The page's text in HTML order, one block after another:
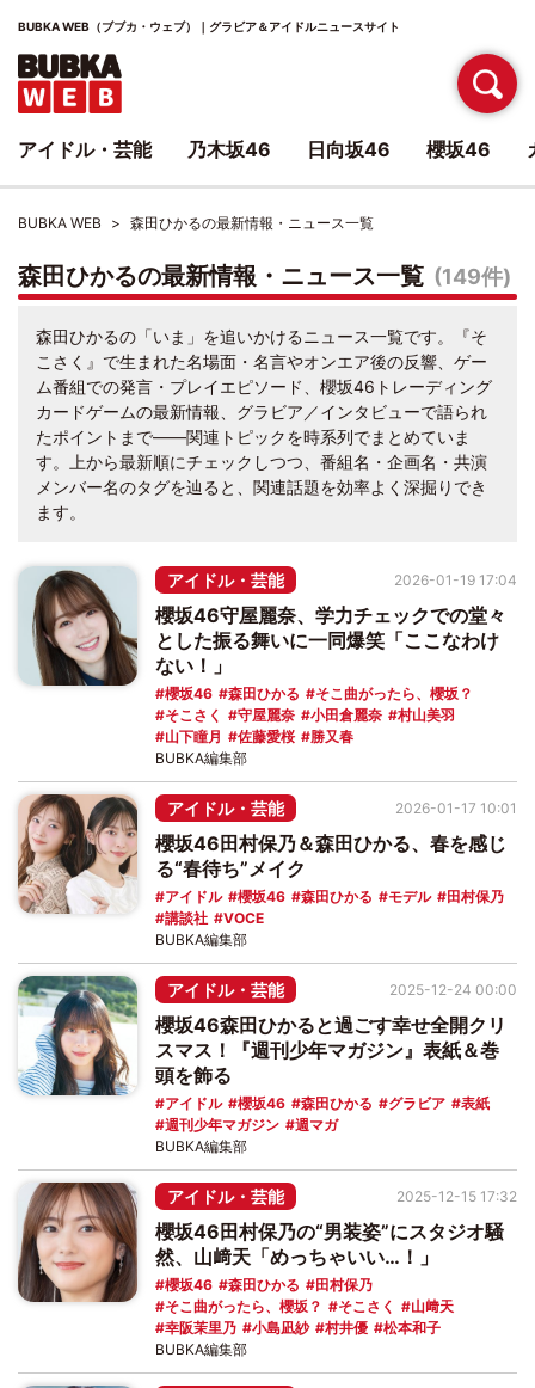
BUBKA WEB（ブブカ・ウェブ）｜グラビア＆アイドルニュースサイト
BUBKA WEB 森田ひかるの最新情報・ニュース一覧
森田ひかるの最新情報・ニュース一覧 (149件)
森田ひかるの「いま」を追いかけるニュース一覧です。『そ
こさく』で生まれた名場面・名言やオンエア後の反響、ゲー
ム番組での発言・プレイエピソード、櫻坂46トレーディング
カードゲームの最新情報、グラビア／インタビューで語られ
たポイントまで――関連トピックを時系列でまとめていま
す。上から最新順にチェックしつつ、番組名・企画名・共演
メンバー名のタグを辿ると、関連話題を効率よく深掘りでき
ます。
アイドル・芸能
櫻坂46守屋麗奈、学力チェックでの堂々
とした振る舞いに一同爆笑「ここなわけ
ない！」
櫻坂46 森田ひかる
そこ曲がったら、櫻坂？
そこさく
守屋麗奈 小田倉麗奈
村山美羽
山下瞳月
佐藤愛桜 勝又春
2026-01-19 17:04
BUBKA編集部
アイドル・芸能
櫻坂46田村保乃＆森田ひかる、春を感じ
る“春待ち”メイク
アイドル 櫻坂46 森田ひかる モデル
田村保乃
講談社
VOCE
2026-01-17 10:01
BUBKA編集部
アイドル・芸能
櫻坂46森田ひかると過ごす幸せ全開クリ
スマス！『週刊少年マガジン』表紙＆巻
頭を飾る
アイドル 櫻坂46 森田ひかる グラビア
表紙
週刊少年マガジン
週マガ
2025-12-24 00:00
BUBKA編集部
アイドル・芸能
櫻坂46田村保乃の“男装姿”にスタジオ騒
然、山﨑天「めっちゃいい…！」
櫻坂46 森田ひかる
田村保乃
そこ曲がったら、櫻坂？
そこさく
山﨑天
幸阪茉里乃
小島凪紗 村井優 松本和子
2025-12-15 17:32
BUBKA編集部
アイドル・芸能 乃木坂46 日向坂46 櫻坂46